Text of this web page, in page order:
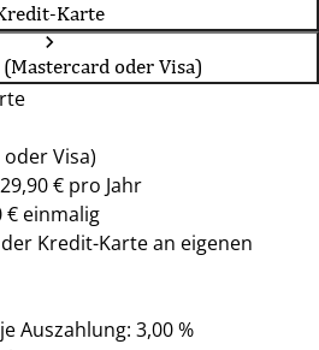
Karte
(Mastercard oder Visa)
Visa)
€ pro Jahr
€ einmalig
Kredit-Karte an eigenen
Auszahlung: 3,00 %